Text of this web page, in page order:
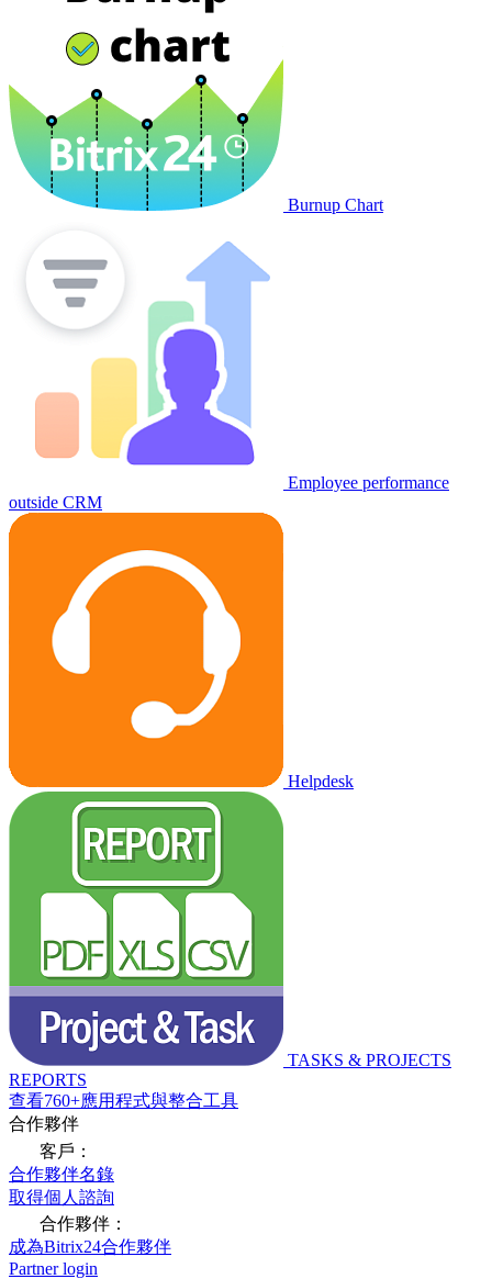
Burnup Chart
Employee performance
outside CRM
Helpdesk
TASKS & PROJECTS
REPORTS
查看760+應用程式與整合工具
合作夥伴
客戶：
合作夥伴名錄
取得個人諮詢
合作夥伴：
成為Bitrix24合作夥伴
Partner login